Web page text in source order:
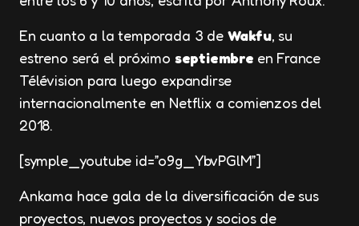
En cuanto a la temporada 3 de Wakfu, su
estreno será el próximo septiembre en France
Télévision para luego expandirse
internacionalmente en Netflix a comienzos del
2018.
[symple_youtube id=”o9g_YbvPGlM”]
Ankama hace gala de la diversificación de sus
proyectos, nuevos proyectos y socios de